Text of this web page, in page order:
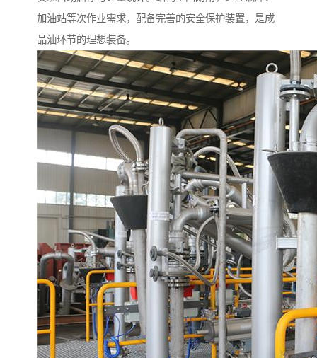
加油站等次作业需求，配备完善的安全保护装置，是成
品油环节的理想装备。